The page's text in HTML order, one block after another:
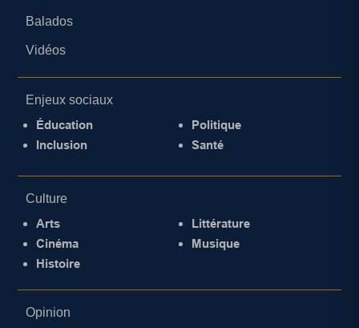
Balados
Vidéos
Enjeux sociaux
Éducation
Inclusion
Politique
Santé
Culture
Arts
Cinéma
Histoire
Littérature
Musique
Opinion